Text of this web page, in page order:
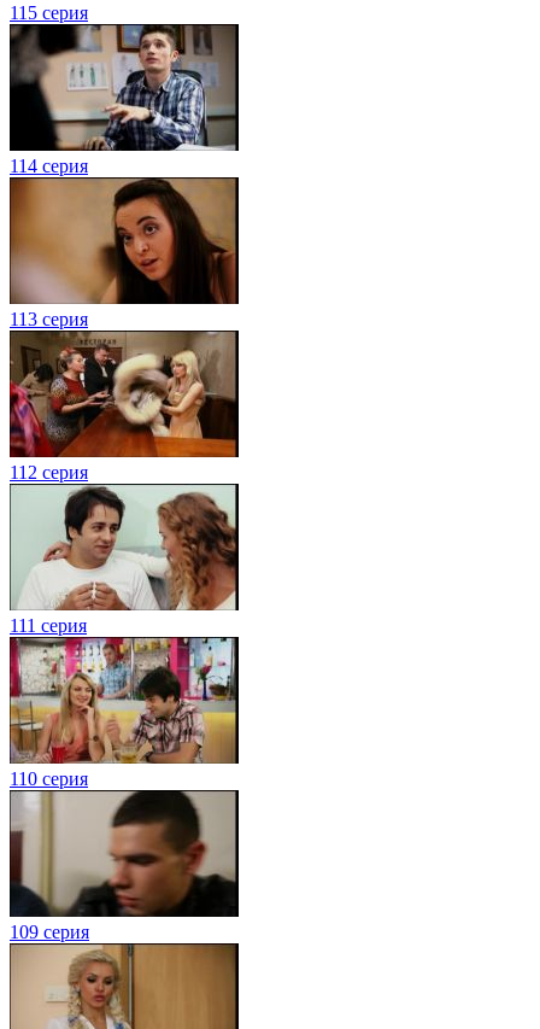
115 серия
114 серия
113 серия
112 серия
111 серия
110 серия
109 серия